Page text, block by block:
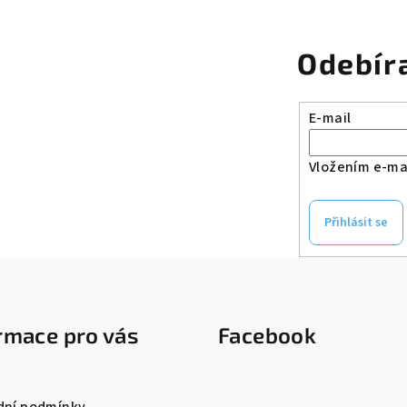
E-mail
Vložením e-
Přihlásit se
pro vás Facebook